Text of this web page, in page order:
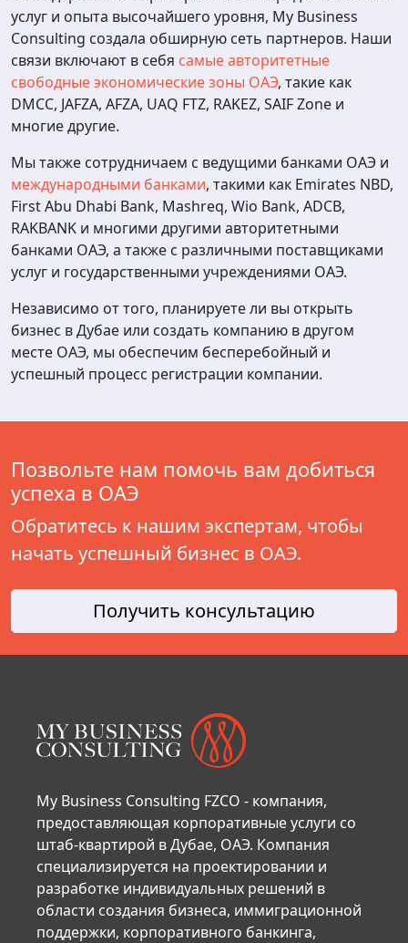
услуг и опыта высочайшего уровня, My Business
Consulting создала обширную сеть партнеров. Наши
связи включают в себя самые авторитетные
свободные экономические зоны ОАЭ, такие как
DMCC, JAFZA, AFZA, UAQ FTZ, RAKEZ, SAIF Zone и
многие другие.
Мы также сотрудничаем с ведущими банками ОАЭ и
международными банками, такими как Emirates NBD,
First Abu Dhabi Bank, Mashreq, Wio Bank, ADCB,
RAKBANK и многими другими авторитетными
банками ОАЭ, а также с различными поставщиками
услуг и государственными учреждениями ОАЭ.
Независимо от того, планируете ли вы открыть
бизнес в Дубае или создать компанию в другом
месте ОАЭ, мы обеспечим бесперебойный и
успешный процесс регистрации компании.
Позвольте нам помочь вам добиться
успеха в ОАЭ
Обратитесь к нашим экспертам, чтобы
начать успешный бизнес в ОАЭ.
Получить консультацию
My Business Consulting FZCO - компания,
предоставляющая корпоративные услуги со
штаб-квартирой в Дубае, ОАЭ. Компания
специализируется на проектировании и
разработке индивидуальных решений в
области создания бизнеса, иммиграционной
поддержки, корпоративного банкинга,